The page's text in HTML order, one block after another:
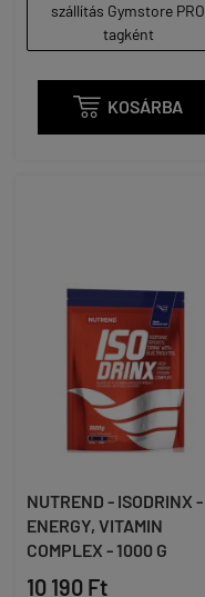
szállítás Gymstore PRO
tagként
 KOSÁRBA
NUTREND - ISODRINX -
ENERGY, VITAMIN
COMPLEX - 1000 G
10 190 Ft